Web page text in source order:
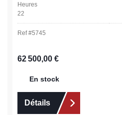
Heures
22
Ref #5745
Prix régulier :
62 500,00 €
En stock
Détails